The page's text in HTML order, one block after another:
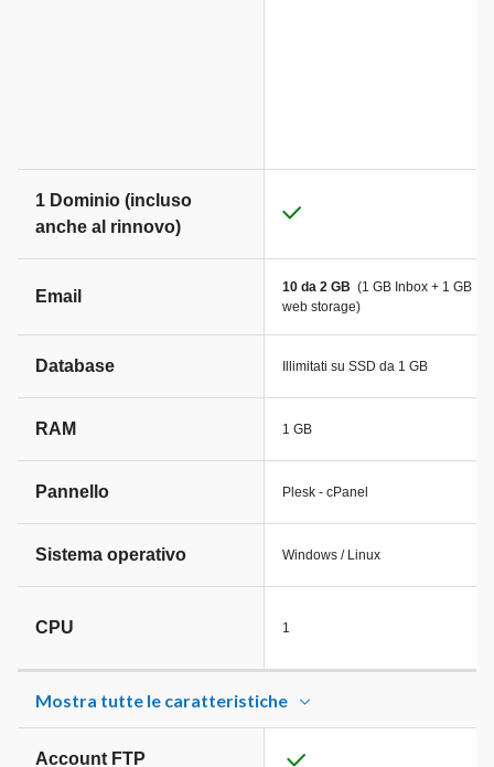
1 Dominio (incluso
anche al rinnovo)
Email 10 da 2 GB (1 GB Inbox + 1 GB
web storage)
Database Illimitati su SSD da 1 GB
RAM 1 GB
Pannello Plesk - cPanel
Sistema operativo Windows / Linux
CPU 1
Mostra tutte le caratteristiche
Account FTP